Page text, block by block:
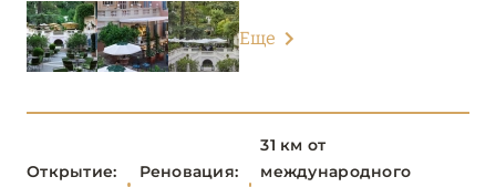
ЛОМБАРДИЯ
ПЬЕМОНТ
САРДИНИЯ
Еще
Открытие:
Реновация:
31 км от
международного